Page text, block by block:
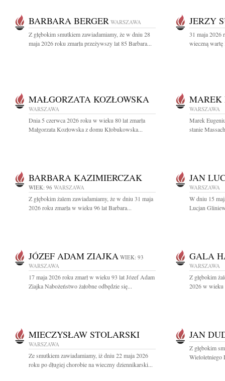
BARBARA BERGER WARSZAWA
Z głębokim smutkiem zawiadamiamy, że w dniu 28
maja 2026 roku zmarła przeżywszy lat 85 Barbara...
JERZY
31 maja 2026
wieczną
MAŁGORZATA KOZŁOWSKA
WARSZAWA
Dnia 5 czerwca 2026 roku w wieku 80 lat zmarła
Małgorzata Kozłowska z domu Kłobukowska...
MAREK
WARSZAWA
Marek
stanie
BARBARA KAZIMIERCZAK
WIEK: 96 WARSZAWA
Z głębokim żalem zawiadamiamy, że w dniu 31 maja
2026 roku zmarła w wieku 96 lat Barbara...
JAN
WARSZAWA
W dniu 15
Lucjan
JÓZEF ADAM ZIAJKA WIEK: 93
WARSZAWA
17 maja 2026 roku zmarł w wieku 93 lat Józef Adam
Ziajka Nabożeństwo żałobne odbędzie się...
GALA
WARSZAWA
Z głębokim
2026 w wieku
MIECZYSŁAW STOLARSKI
WARSZAWA
Ze smutkiem zawiadamiamy, iż dniu 22 maja 2026
roku po długiej chorobie na wieczny dziennikarski...
JAN
Z głębokim
Wieloletniego